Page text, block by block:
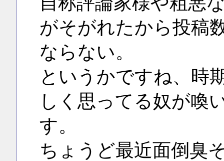
がそがれたから投稿
ならない。
というかですね、時
しく思ってる奴が喚
す。
ちょうど最近面倒臭